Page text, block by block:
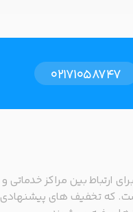
02171058747
ارتباط بین مراکز خدماتی و
که تخفیف های پیشنهادی